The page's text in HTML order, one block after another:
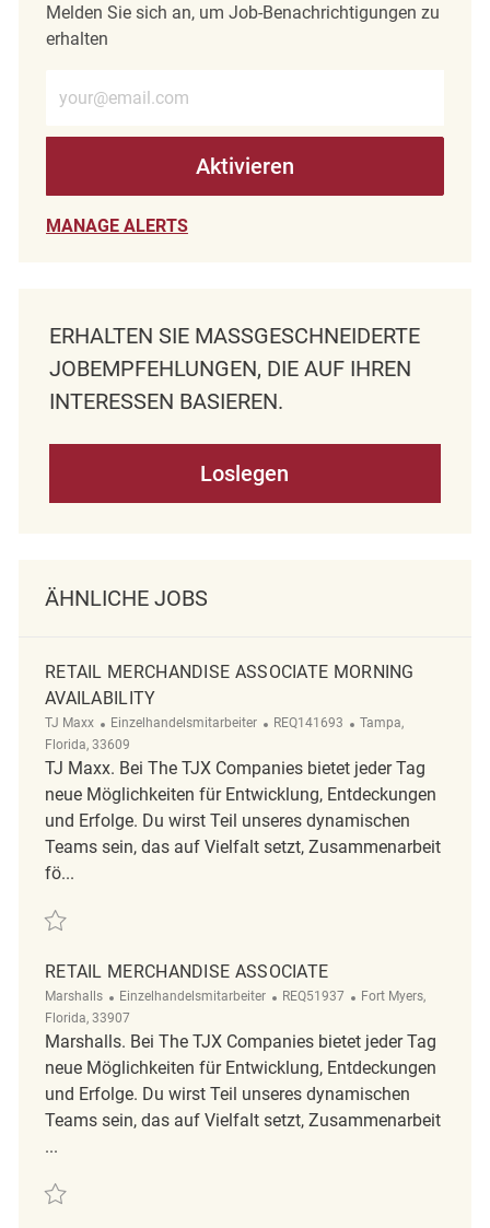
Melden Sie sich an, um Job-Benachrichtigungen zu
erhalten
Aktivieren
MANAGE ALERTS
ERHALTEN SIE MASSGESCHNEIDERTE J
OBEMPFEHLUNGEN, DIE AUF IHREN I
NTERESSEN BASIEREN.
Loslegen
ÄHNLICHE JOBS
RETAIL MERCHANDISE ASSOCIATE MORNING
AVAILABILITY
TJ Maxx Kategorie
Einzelhandelsmitarbeiter ReqId
REQ141693 Ort
Tampa,
Florida, 33609
TJ Maxx. Bei The TJX Companies bietet jeder Tag
neue Möglichkeiten für Entwicklung, Entdeckungen
und Erfolge. Du wirst Teil unseres dynamischen
Teams sein, das auf Vielfalt setzt, Zusammenarbeit
fö...
Retten Retail Merchandise Associate Morning Availability REQ141693
RETAIL MERCHANDISE ASSOCIATE
Marshalls Kategorie
Einzelhandelsmitarbeiter ReqId
REQ51937 Ort
Fort Myers,
Florida, 33907
Marshalls. Bei The TJX Companies bietet jeder Tag
neue Möglichkeiten für Entwicklung, Entdeckungen
und Erfolge. Du wirst Teil unseres dynamischen
Teams sein, das auf Vielfalt setzt, Zusammenarbeit
...
Retten Retail Merchandise Associate REQ51937